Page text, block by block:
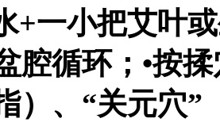
+一小把艾叶
腔循环；•按
）、“关元穴”